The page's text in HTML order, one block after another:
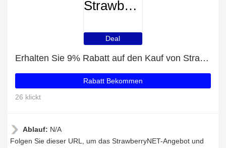
StrawberryNET
Deal
Erhalten Sie 9% Rabatt auf den Kauf von StrawberryNET
Rabatt Bekommen
26 klickt
Ablauf: N/A
Folgen Sie dieser URL, um das StrawberryNET-Angebot und